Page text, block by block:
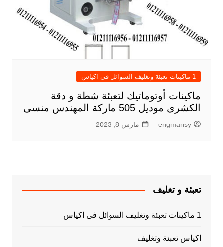
1 ماكينات تعبئة وتغليف السوائل فى اكياس
ماكينات أوتوماتيك لتعبئة شطة و دقة
الكشرى موديل 505 ماركة المهندس منسى
engmansy مارس 8, 2023
تعبئة و تغليف
1 ماكينات تعبئة وتغليف السوائل فى اكياس
اكياس تعبئة وتغليف